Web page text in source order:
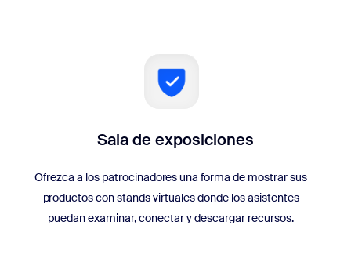
Sala de exposiciones
Ofrezca a los patrocinadores una forma de mostrar sus
productos con stands virtuales donde los asistentes
puedan examinar, conectar y descargar recursos.